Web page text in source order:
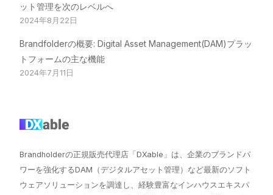
ット管理を次のレベルへ
2024年8月22日
Brandfolderの概要: Digital Asset Management(DAM)プラッ
トフォームの主な機能
2024年7月11日
Brandholderの正規販売代理店「DXable」は、企業のブランドパ
ワーを強化するDAM（デジタルアセット管理）など最新のソフト
ウェアソリューションを調達し、経験豊富なインハウスエキスパ